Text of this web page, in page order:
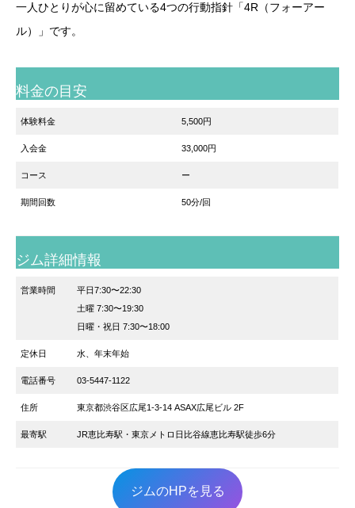
一人ひとりが心に留めている4つの行動指針「4R（フォーアー
ル）」です。
料金の目安
体験料金 5,500円
入会金 33,000円
コース ー
期間回数 50分/回
ジム詳細情報
営業時間
平日7:30〜22:30
土曜 7:30〜19:30
日曜・祝日 7:30〜18:00
定休日 水、年末年始
電話番号 03-5447-1122
住所 東京都渋谷区広尾1-3-14 ASAX広尾ビル 2F
最寄駅 JR恵比寿駅・東京メトロ日比谷線恵比寿駅徒歩6分
ジムのHPを見る